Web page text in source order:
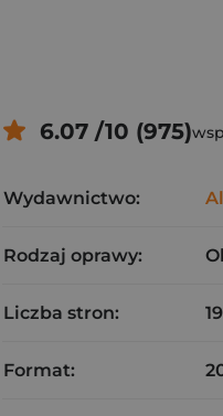
6.07 /10 (975)
Wydawnictwo:
Rodzaj oprawy:
Liczba stron:
Format: